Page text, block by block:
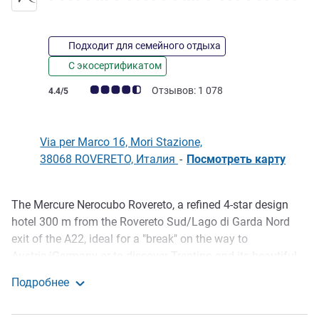
Подходит для семейного отдыха
С экосертификатом
Примечание: отзывы клиентов (Рейтинг ALL)
4.4/5 Отзывов: 1 078
Via per Marco 16, Mori Stazione,
38068 ROVERETO, Италия - Посмотреть карту
Описание
The Mercure Nerocubo Rovereto, a refined 4-star design
hotel 300 m from the Rovereto Sud/Lago di Garda Nord
exit of the A22, ideal for a "break" on the way to
rooms, a wellness center/SPA, a gourmet restaurant, a
Подробнее